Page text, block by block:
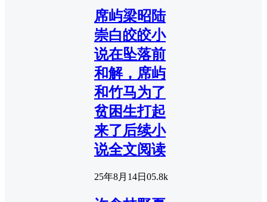
席屿梁昭陆
崇白皎皎小
说在坠落前
和解，席屿
和竹马为了
贫困生打起
来了后续小
说全文阅读
25年8月14日 05.8k